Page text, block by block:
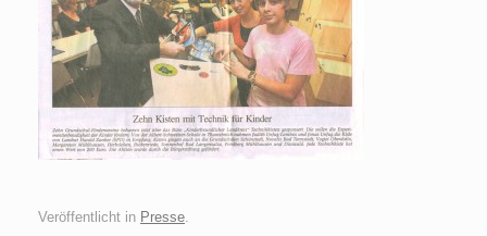
Veröffentlicht in Presse.